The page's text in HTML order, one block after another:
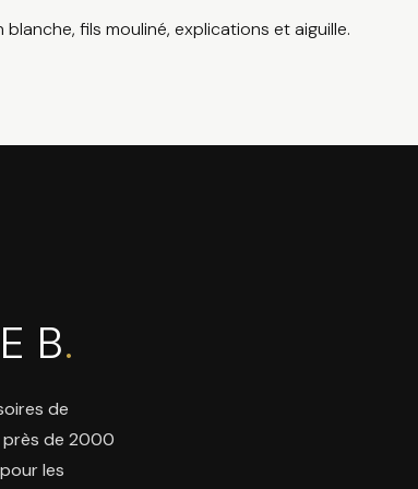
fils mouliné, explications et aiguille.
B.
de
près de 2000
les